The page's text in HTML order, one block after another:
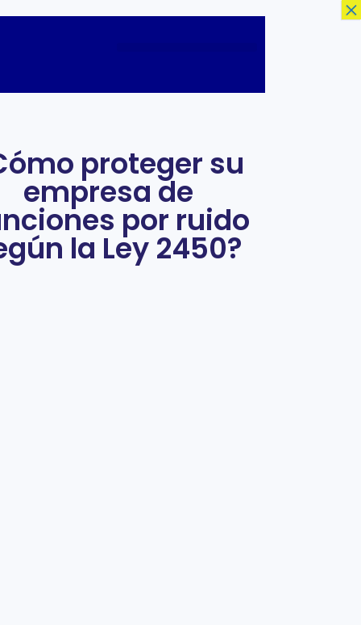
proteger su
empresa de
por ruido
la Ley 2450?
×